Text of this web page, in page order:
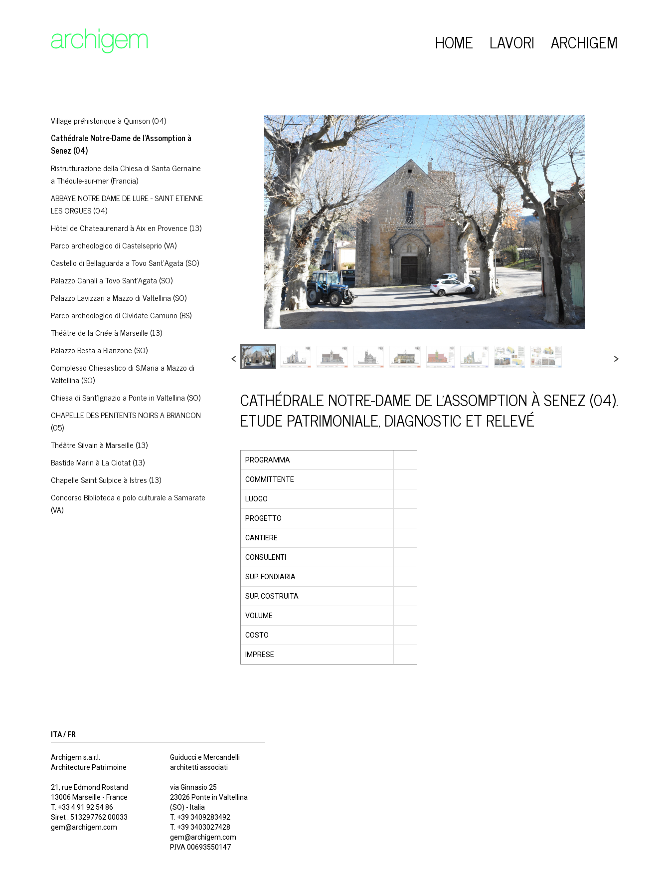
HOME LAVORI ARCHIGEM
Spazi pubblici
Direzionale / Commerciale
Architettura d'interni/ Design
Rilievi
Lavori in corso
Village préhistorique à Quinson (04)
Cathédrale Notre-Dame de l'Assomption à
Senez (04)
Ristrutturazione della Chiesa di Santa Gernaine
a Théoule-sur-mer (Francia)
ABBAYE NOTRE DAME DE LURE - SAINT ETIENNE
LES ORGUES (04)
Hôtel de Chateaurenard à Aix en Provence (13)
Parco archeologico di Castelseprio (VA)
Castello di Bellaguarda a Tovo Sant'Agata (SO)
Palazzo Canali a Tovo Sant'Agata (SO)
Palazzo Lavizzari a Mazzo di Valtellina (SO)
Parco archeologico di Cividate Camuno (BS)
Théâtre de la Criée à Marseille (13)
Palazzo Besta a Bianzone (SO)
Complesso Chiesastico di S.Maria a Mazzo di
Valtellina (SO)
Chiesa di Sant'Ignazio a Ponte in Valtellina (SO)
CHAPELLE DES PENITENTS NOIRS A BRIANCON
(05)
Théâtre Silvain à Marseille (13)
Bastide Marin à La Ciotat (13)
Chapelle Saint Sulpice à Istres (13)
Concorso Biblioteca e polo culturale a Samarate
(VA)
CATHÉDRALE NOTRE-DAME DE L'ASSOMPTION À SENEZ (04).
ETUDE PATRIMONIALE, DIAGNOSTIC ET RELEVÉ
PROGRAMMA
COMMITTENTE
LUOGO
PROGETTO
CANTIERE
CONSULENTI
SUP. FONDIARIA
SUP. COSTRUITA
VOLUME
COSTO
IMPRESE
ITA / FR
Archigem s.a.r.l.
Architecture Patrimoine
21, rue Edmond Rostand
13006 Marseille - France
T. +33 4 91 92 54 86
Siret : 513297762 00033
gem@archigem.com
Guiducci e Mercandelli
architetti associati
via Ginnasio 25
23026 Ponte in Valtellina
(SO) - Italia
T. +39 3409283492
T. +39 3403027428
gem@archigem.com
P.IVA 00693550147